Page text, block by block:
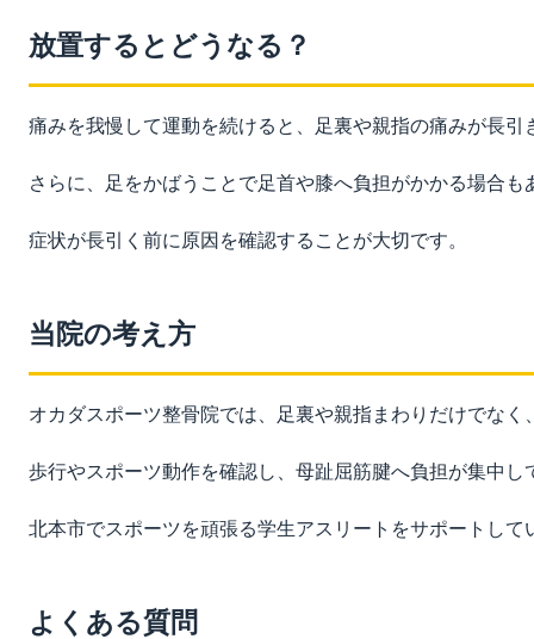
放置するとどうなる？
痛みを我慢して運動を続けると、足裏や親指の痛みが長
さらに、足をかばうことで足首や膝へ負担がかかる場合も
症状が長引く前に原因を確認することが大切です。
当院の考え方
オカダスポーツ整骨院では、足裏や親指まわりだけでな
歩行やスポーツ動作を確認し、母趾屈筋腱へ負担が集中し
北本市でスポーツを頑張る学生アスリートをサポートして
よくある質問